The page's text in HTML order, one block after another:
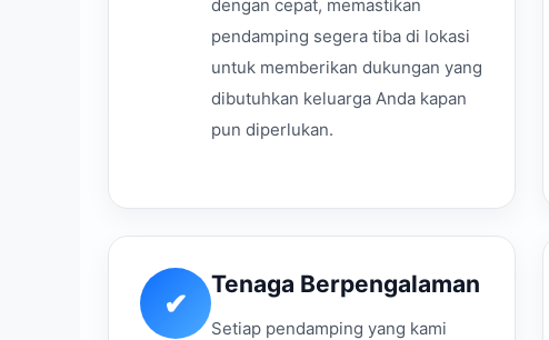
dengan cepat, memastikan
pendamping segera tiba di lokasi
untuk memberikan dukungan yang
dibutuhkan keluarga Anda kapan
pun diperlukan.
✔
Tenaga Berpengalaman
Setiap pendamping yang kami